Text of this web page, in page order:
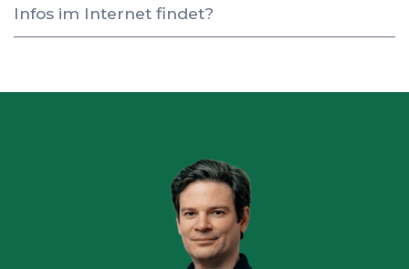
Infos im Internet findet?